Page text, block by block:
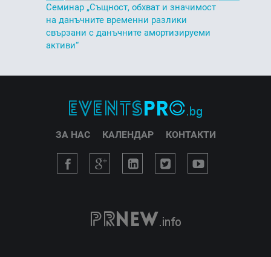
Семинар „Същност, обхват и значимост
на данъчните временни разлики
свързани с данъчните амортизируеми
активи“
ЗА НАС КАЛЕНДАР КОНТАКТИ